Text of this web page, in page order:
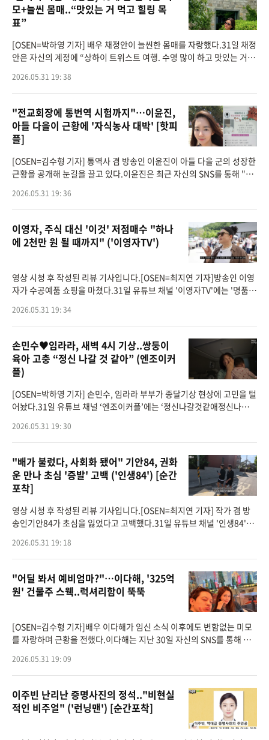
모+늘씬 몸매..“맛있는 거 먹고 힐링 목
표”
[OSEN=박하영 기자] 배우 채정안이 늘씬한 몸매를 자랑했다.31일 채정
안은 자신의 계정에 “상하이 트위스트 여행. 수영 많이 하고 맛있는 거 먹
여
2026.05.31 19: 38
"전교회장에 통번역 시험까지"…이윤진,
아들 다을이 근황에 '자식농사 대박' [핫피
플]
[OSEN=김수형 기자] 통역사 겸 방송인 이윤진이 아들 다을 군의 성장한
근황을 공개해 눈길을 끌고 있다.이윤진은 최근 자신의 SNS를 통해 "다
게재했
2026.05.31 19: 36
이영자, 주식 대신 '이것' 저점매수 "하나
에 2천만 원 될 때까지" ('이영자TV')
영상 시청 후 작성된 리뷰 기사입니다.[OSEN=최지연 기자]방송인 이영
자가 수공예품 쇼핑을 마쳤다.31일 유튜브 채널 '이영자TV'에는 '명품백
의 영상이 게재
2026.05.31 19: 34
손민수♥임라라, 새벽 4시 기상..쌍둥이
육아 고충 “정신 나갈 것 같아” (엔조이커
플)
[OSEN=박하영 기자] 손민수, 임라라 부부가 종달기상 현상에 고민을 털
어놨다.31일 유튜브 채널 ‘엔조이커플’에는 ‘정신나갈것같애정신나갈것
2026.05.31 19: 30
"배가 불렀다, 사회화 됐어" 기안84, 권화
운 만나 초심 '증발' 고백 ('인생84') [순간
포착]
영상 시청 후 작성된 리뷰 기사입니다.[OSEN=최지연 기자] 작가 겸 방
송인기안84가 초심을 잃었다고 고백했다.31일 유튜브 채널 '인생84'에
는 방송 '극한84'를
2026.05.31 19: 18
"어딜 봐서 예비엄마?"…이다해, '325억
원' 건물주 스웩..럭셔리함이 뚝뚝
[OSEN=김수형 기자]배우 이다해가 임신 소식 이후에도 변함없는 미모
를 자랑하며 근황을 전했다.이다해는 지난 30일 자신의 SNS를 통해 여
는 공간에서 오프
2026.05.31 19: 09
이주빈 난리난 증명사진의 정석.."비현실
적인 비주얼" ('런닝맨') [순간포착]